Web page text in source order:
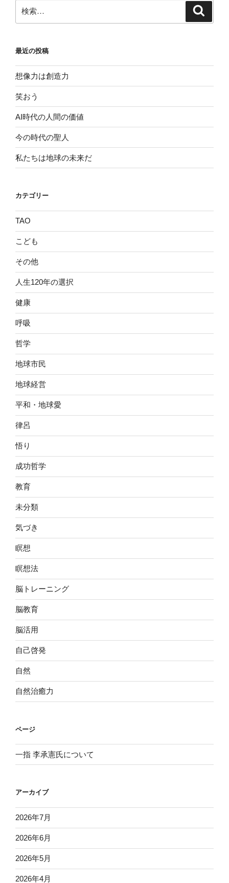
索:
最近の投稿
想像力は創造力
笑おう
AI時代の人間の価値
今の時代の聖人
私たちは地球の未来だ
カテゴリー
TAO
こども
その他
人生120年の選択
健康
呼吸
哲学
地球市民
地球経営
平和・地球愛
律呂
悟り
成功哲学
教育
未分類
気づき
瞑想
瞑想法
脳トレーニング
脳教育
脳活用
自己啓発
自然
自然治癒力
ページ
一指 李承憲氏について
アーカイブ
2026年7月
2026年6月
2026年5月
2026年4月